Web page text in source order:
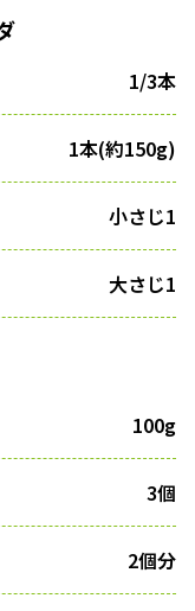
1/3本
1本(約150g)
小さじ1
大さじ1
100g
3個
2個分